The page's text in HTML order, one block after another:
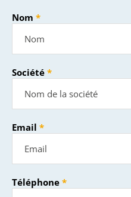
Nom
Société
Email
Téléphone